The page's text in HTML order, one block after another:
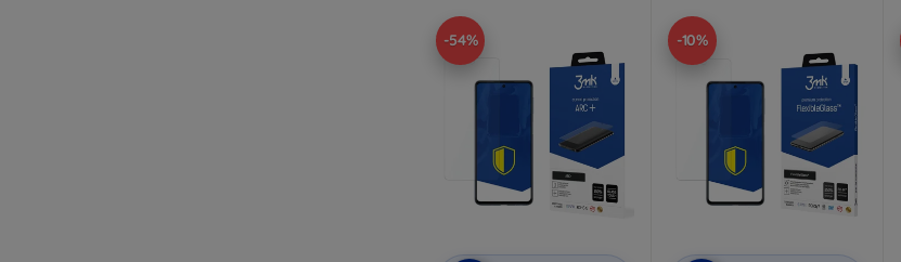
-54% -10%